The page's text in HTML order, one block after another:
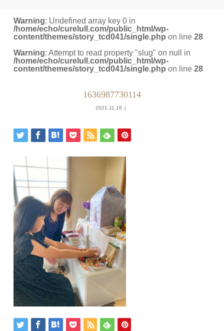
Warning: Undefined array key 0 in
/home/echo/curelull.com/public_html/wp-
content/themes/story_tcd041/single.php on line28
Warning: Attempt to read property "slug" on null in
/home/echo/curelull.com/public_html/wp-
content/themes/story_tcd041/single.php on line28
1636987730114
2021.11.16